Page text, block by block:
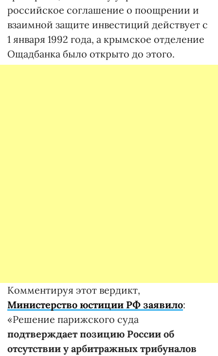
российское соглашение о поощрении и
взаимной защите инвестиций действует с
1 января 1992 года, а крымское отделение
Ощадбанка было открыто до этого.
Комментируя этот вердикт,
Министерство юстиции РФ заявило:
«Решение парижского суда
подтверждает позицию России об
отсутствии у арбитражных трибуналов